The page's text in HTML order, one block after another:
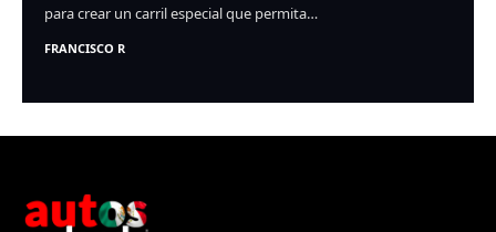
para crear un carril especial que permita…
FRANCISCO R